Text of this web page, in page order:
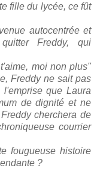
fille du lycée, ce fût
autocentrée et
Freddy, qui
moi non plus"
Freddy ne sait pas
que Laura
de dignité et ne
cherchera de
courrier
fougueuse histoire
?